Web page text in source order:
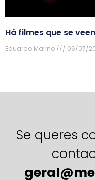
Há filmes que se
Eduardo Marino 06/07/
Se queres